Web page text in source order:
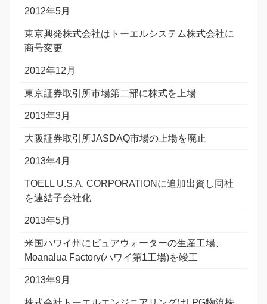
2012年5月
東京興発株式会社はトーエルシステム株式会社に
商号変更
2012年12月
東京証券取引所市場第二部に株式を上場
2013年3月
大阪証券取引所JASDAQ市場の上場を廃止
2013年4月
TOELL U.S.A. CORPORATIONに追加出資し同社
を連結子会社化
2013年5月
米国ハワイ州にピュアウォーターの生産工場、
Moanalua Factory(ハワイ第1工場)を竣工
2013年9月